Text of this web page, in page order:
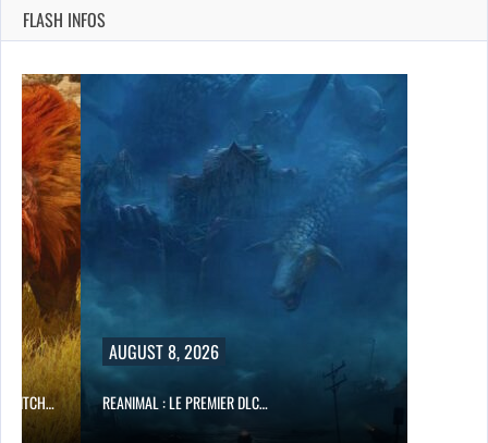
FLASH INFOS
AUGUST 8, 2026
REANIMAL : LE PREMIER DLC…